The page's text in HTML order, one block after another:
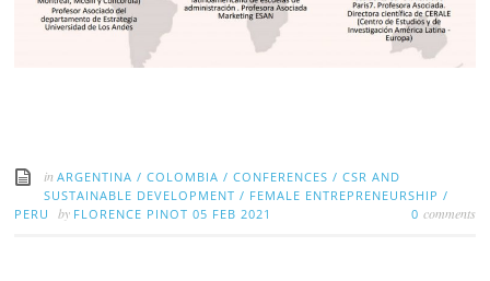
inARGENTINA /COLOMBIA /CONFERENCES /CSR AND
SUSTAINABLE DEVELOPMENT / FEMALE ENTREPRENEURSHIP /
PERU
by FLORENCE PINOT05 FEB 2021 0 comments